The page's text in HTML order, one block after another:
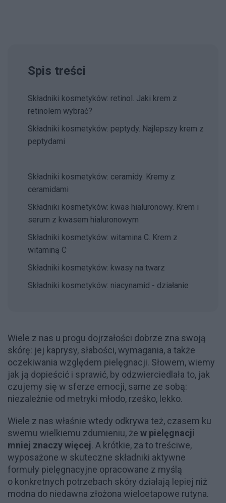
Spis treści
Składniki kosmetyków: retinol. Jaki krem z
retinolem wybrać?
Składniki kosmetyków: peptydy. Najlepszy krem z
peptydami
Składniki kosmetyków: ceramidy. Kremy z
ceramidami
Składniki kosmetyków: kwas hialuronowy. Krem i
serum z kwasem hialuronowym
Składniki kosmetyków: witamina C. Krem z
witaminą C
Składniki kosmetyków: kwasy na twarz
Składniki kosmetyków: niacynamid - działanie
Wiele z nas u progu dojrzałości dobrze zna swoją
skórę: jej kaprysy, słabości, wymagania, a także
oczekiwania względem pielęgnacji. Słowem, wiemy
jak ją dopieścić i sprawić, by odzwierciedlała to, jak
czujemy się w sferze emocji, same ze sobą:
niezależnie od metryki młodo, rześko, lekko.
Wiele z nas właśnie wtedy odkrywa też, czasem ku
swemu wielkiemu zdumieniu, że w pielęgnacji
mniej znaczy więcej. A krótkie, za to treściwe,
wyposażone w skuteczne składniki aktywne
formuły pielęgnacyjne opracowane z myślą
o konkretnych potrzebach skóry działają lepiej niż
modna do niedawna złożona wieloetapowe rutyna.